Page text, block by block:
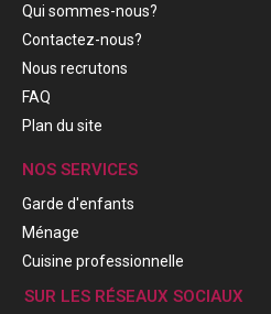
Qui sommes-nous?
Contactez-nous?
Nous recrutons
FAQ
Plan du site
NOS SERVICES
Garde d'enfants
Ménage
Cuisine professionnelle
SUR LES RÉSEAUX SOCIAUX